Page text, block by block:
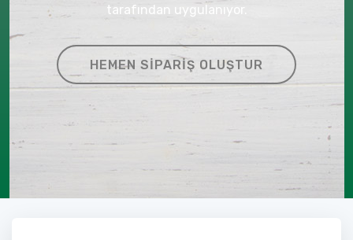
tarafından uygulanıyor.
HEMEN SIPARIŞ OLUŞTUR